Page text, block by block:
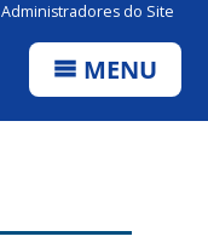
Administradores do Site
MENU